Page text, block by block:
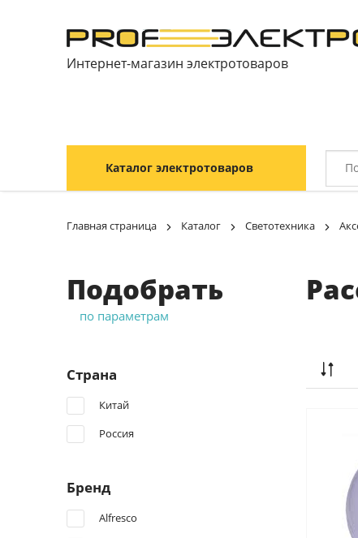
Интернет-магазин электротоваров
Каталог электротоваров
Главная страница Каталог Светотехника
Подобрать
по параметрам
Страна
Китай
Россия
Бренд
Alfresco